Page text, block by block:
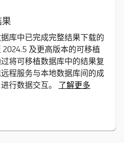
库中已完成完整结果下载的
及更高版本的可移植
将可移植数据库中的结果复
程服务与本地数据库间的成
行数据交互。
了解更多